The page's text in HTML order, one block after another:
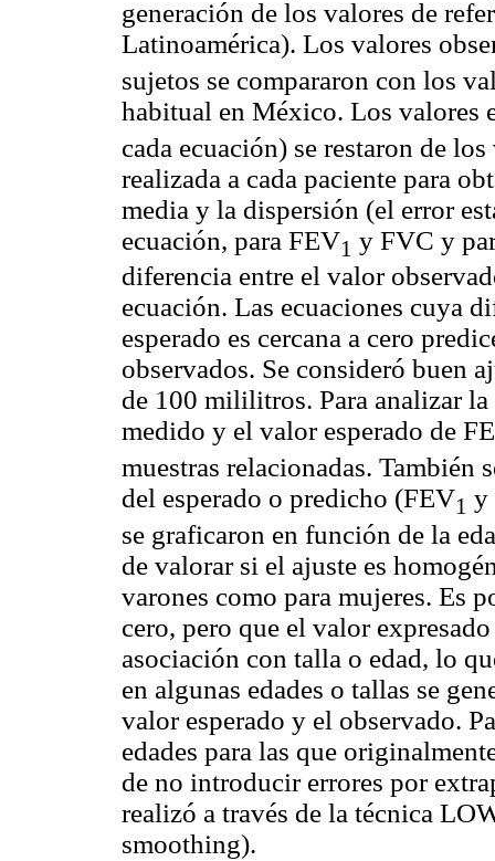
generación de los valores de
Latinoamérica). Los valores
sujetos se compararon con los
habitual en México. Los valores
cada ecuación) se restaron de
realizada a cada paciente para
media y la dispersión (el error
ecuación, para FEV1 y FVC y
diferencia entre el valor
ecuación. Las ecuaciones cuya
esperado es cercana a cero
observados. Se consideró buen
de 100 mililitros. Para analizar
medido y el valor esperado de
muestras relacionadas.
del esperado o predicho (FEV1 y
se graficaron en función de la
de valorar si el ajuste es
varones como para mujeres. Es
cero, pero que el valor
asociación con talla o edad, lo
en algunas edades o tallas se
valor esperado y el observado.
edades para las que
de no introducir errores por
realizó a través de la técnica
smoothing).